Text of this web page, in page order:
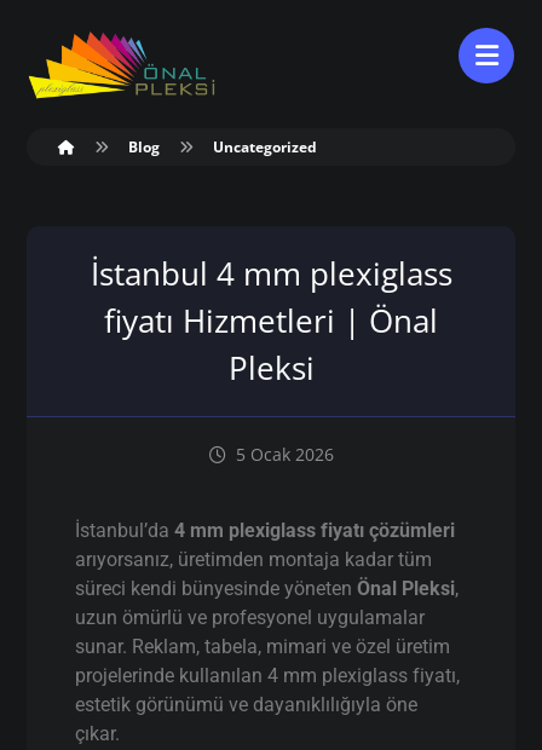
Blog Uncategorized
İstanbul 4 mm plexiglass
fiyatı Hizmetleri | Önal
Pleksi
5 Ocak 2026
İstanbul’da4 mm plexiglass fiyatı çözümleri
arıyorsanız, üretimden montaja kadar tüm
süreci kendi bünyesinde yönetenÖnal Pleksi,
uzun ömürlü ve profesyonel uygulamalar
sunar. Reklam, tabela, mimari ve özel üretim
projelerinde kullanılan 4 mm plexiglass fiyatı,
estetik görünümü ve dayanıklılığıyla öne
çıkar.